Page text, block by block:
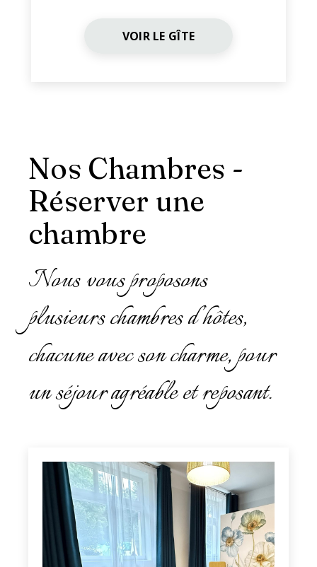
VOIR LE GÎTE
Nos Chambres -
Réserver une
chambre
Nous vous proposons
plusieurs chambres d’hôtes,
chacune avec son charme, pour
un séjour agréable et reposant.